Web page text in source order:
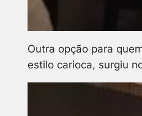
Outra opção para
estilo carioca, surgiu